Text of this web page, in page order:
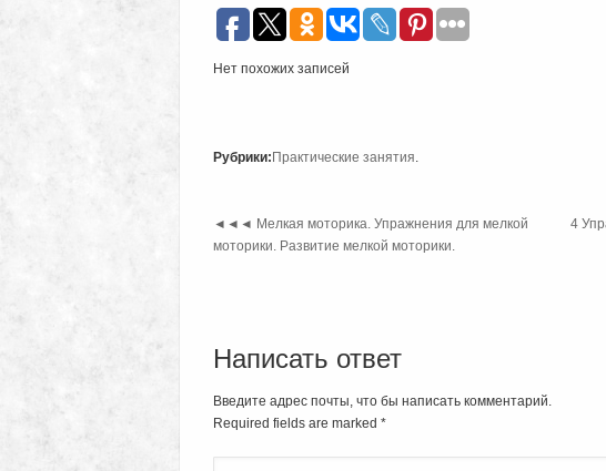
Нет похожих записей
Рубрики: Практические занятия.
◄◄◄ Мелкая моторика. Упражнения для мелкой
моторики. Развитие мелкой моторики.
4
Написать ответ
Введите адрес почты, что бы написать комментарий.
Required fields are marked *